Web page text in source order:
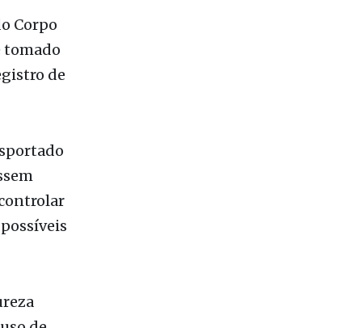
no
tomado
de